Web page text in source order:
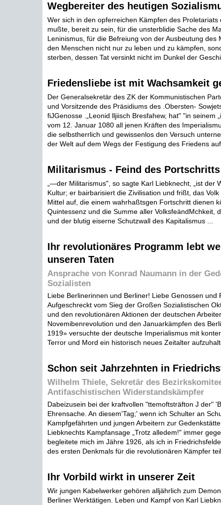
Wegbereiter des heutigen
Wer sich in den opferreichen Kämpfen des Proletariats
mußte, bereit zu sein, für die unsterblidie Sache des
Leninismus, für die Befreiung von der Ausbeutung des
den Menschen nicht nur zu leben und zu kämpfen,
sterben, dessen Tat versinkt nicht im Dunkel der
Friedensliebe ist mit Wachsamkeit
Der Generalsekretär des ZK der Kommunistischen
und Vorsitzende des Präsidiums des .Obersten-
fiJGenosse .„Leonid lljiisch Bresfahew, hat" "in seinem
vom 12. Januar 1080 all jenen Kräften des
die selbstherrlich und gewissenlos den Versuch
der Welt auf dem Wegs der Festigung des Friedens
Militarismus - Feind des Portschritts
„—der Militarismus", so sagte Karl Liebknecht, „ist der
Kultur; er bairbarisiert die Zivilisation und frißt, das
Mittel auf, die einem wahrhaßtsgen Fortschritt dienen
Quintessenz und die Summe aller VolksfeändMchkeit,
und der blutig eiserne Schutzwall des Kapitalismus ...
Ihr revolutionäres Programm lebt
unseren Taten
Ansprache von Konrad Naumann in der
Sozialisten
Liebe Berlinerinnen und Berliner! Liebe Genossen und
Aufgeschreckt vom Sieg der Großen Sozialistischen
und den revolutionären Aktionen der deutschen
Novemibenrevolution und den Januarkämpfen des
1919» versuchte der deutsche Imperialismus mit
Terror und Mord ein historisch neues Zeitalter
Schon seit Jahrzehnten in
Wilhelm Thiele, Sekretär des
Antifaschistischen Widerstandskämpfer
Dabeizusein bei der kraftvollen "ttemoftsträfton J der"
Ehrensache. An diesem'Tag;' wenn ich Schulter an
Kampfgefährten und jungen Arbeitern zur
Liebknechts Kampfansage „Trotz alledem!" immer
begleitete mich im Jähre 1926, als ich in
des ersten Denkmals für die revolutionären Kämpfer
Ihr Vorbild wirkt in unserer Zeit
Wir jungen Kabelwerker gehören alljährlich zum
Berliner Werktätigen. Leben und Kampf von Karl